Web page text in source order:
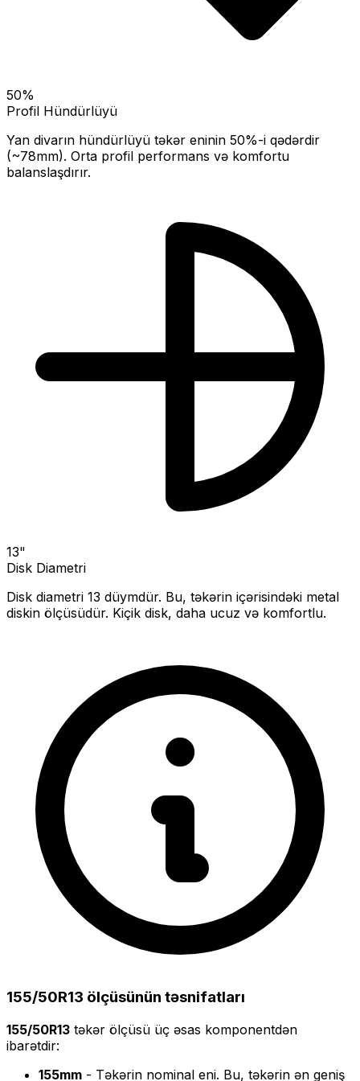
50%
Profil Hündürlüyü
Yan divarın hündürlüyü təkər eninin 50%-i qədərdir
(~78mm). Orta profil performans və komfortu
balanslaşdırır.
13"
Disk Diametri
Disk diametri 13 düymdür. Bu, təkərin içərisindəki metal
diskin ölçüsüdür. Kiçik disk, daha ucuz və komfortlu.
155/50R13 ölçüsünün təsnifatları
155/50R13 təkər ölçüsü üç əsas komponentdən
ibarətdir:
155mm - Təkərin nominal eni. Bu, təkərin ən geniş